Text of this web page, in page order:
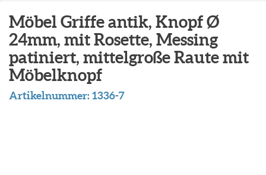
Möbel Griffe antik, Knopf Ø
24mm, mit Rosette, Messing
patiniert, mittelgroße Raute mit
Möbelknopf
Artikelnummer:1336-7